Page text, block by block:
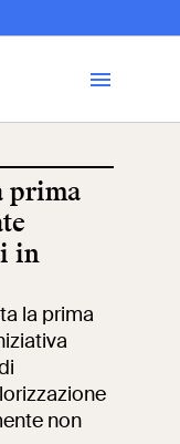
aperto
prima
in
la prima
non